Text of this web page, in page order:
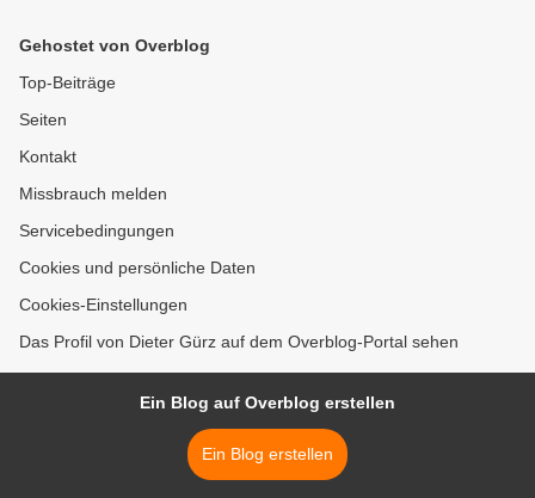
Gehostet von Overblog
Top-Beiträge
Seiten
Kontakt
Missbrauch melden
Servicebedingungen
Cookies und persönliche Daten
Cookies-Einstellungen
Das Profil von Dieter Gürz auf dem Overblog-Portal sehen
Ein Blog auf Overblog erstellen
Ein Blog erstellen